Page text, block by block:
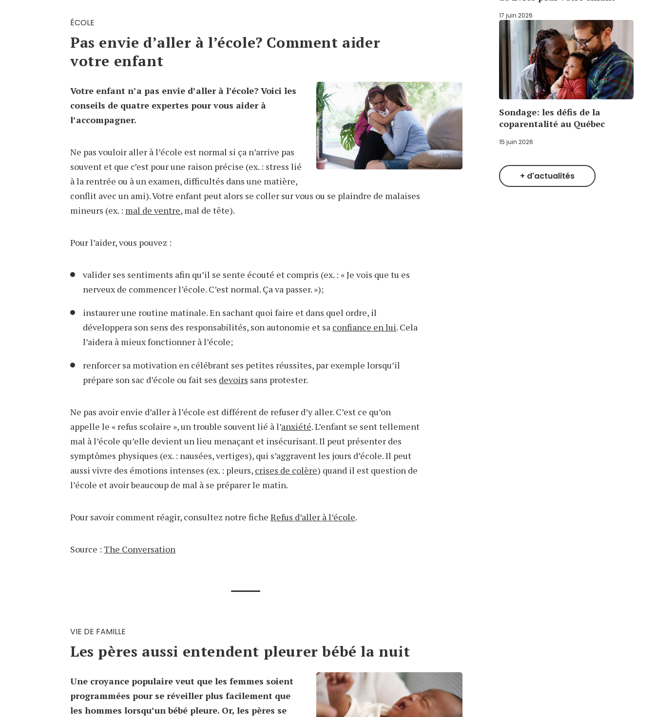
ÉCOLE
Pas envie d’aller à l’école? Comment aider
votre enfant
Votre enfant n’a pas envie d’aller à l’école? Voici les
conseils de quatre expertes pour vous aider à
l’accompagner.
Ne pas vouloir aller à l’école est normal si ça n’arrive pas
souvent et que c’est pour une raison précise (ex. : stress lié
à la rentrée ou à un examen, difficultés dans une matière,
conflit avec un ami). Votre enfant peut alors se coller sur vous ou se plaindre de malaises
mineurs (ex. : mal de ventre, mal de tête).
Pour l’aider, vous pouvez :
valider ses sentiments afin qu’il se sente écouté et compris (ex. : « Je vois que tu es
nerveux de commencer l’école. C’est normal. Ça va passer. »);
instaurer une routine matinale. En sachant quoi faire et dans quel ordre, il
développera son sens des responsabilités, son autonomie et sa confiance en lui. Cela
l’aidera à mieux fonctionner à l’école;
renforcer sa motivation en célébrant ses petites réussites, par exemple lorsqu’il
prépare son sac d’école ou fait ses devoirs sans protester.
Ne pas avoir envie d’aller à l’école est différent de refuser d’y aller. C’est ce qu’on
appelle le « refus scolaire », un trouble souvent lié à l’anxiété. L’enfant se sent tellement
mal à l’école qu’elle devient un lieu menaçant et insécurisant. Il peut présenter des
symptômes physiques (ex. : nausées, vertiges), qui s’aggravent les jours d’école. Il peut
aussi vivre des émotions intenses (ex. : pleurs, crises de colère) quand il est question de
l’école et avoir beaucoup de mal à se préparer le matin.
Pour savoir comment réagir, consultez notre fiche Refus d’aller à l’école.
Source : The Conversation
VIE DE FAMILLE
Les pères aussi entendent pleurer bébé la nuit
Une croyance populaire veut que les femmes soient
programmées pour se réveiller plus facilement que
les hommes lorsqu’un bébé pleure. Or, les pères se
17 juin 2026
Sondage: les défis de la
coparentalité au Québec
15 juin 2026
+ d'actualités